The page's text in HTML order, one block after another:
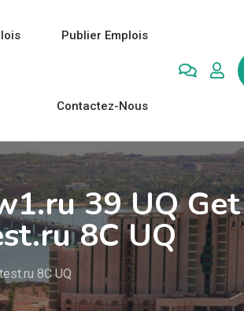
Publier Emplois
Contactez-Nous
39 UQ
8C UQ
8C UQ